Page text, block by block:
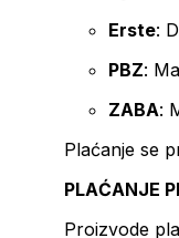
Erste:
PBZ:
ZABA:
Plaćanje se
PLAĆANJE
Proizvode